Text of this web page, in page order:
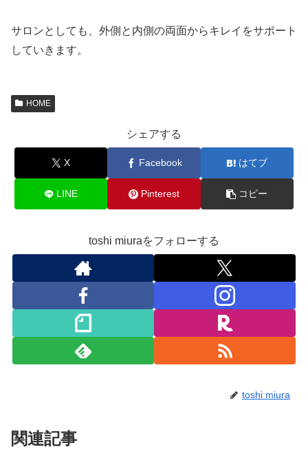
サロンとしても、外側と内側の両面からキレイをサポート
していきます。
HOME
シェアする
X Facebook はてブ
LINE Pinterest コピー
toshi miuraをフォローする
toshi miura
関連記事